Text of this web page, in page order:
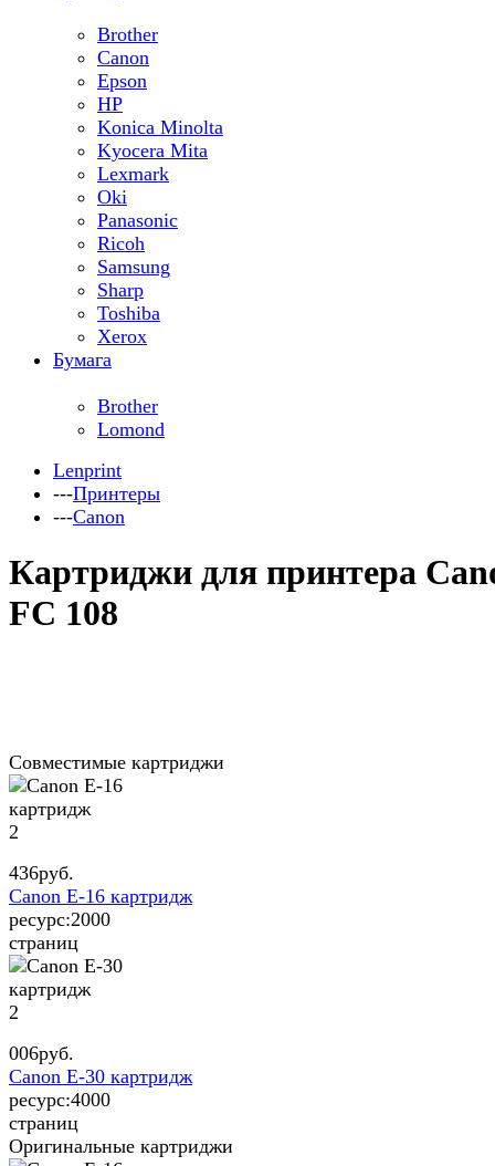
Brother
Canon
Epson
HP
Konica Minolta
Kyocera Mita
Lexmark
Oki
Panasonic
Ricoh
Samsung
Sharp
Toshiba
Xerox
Бумага
Brother
Lomond
Lenprint
---Принтеры
---Canon
Картриджи для принтера
FC 108
Совместимые картриджи
2
436руб.
Canon E-16 картридж
ресурс:2000
страниц
2
006руб.
Canon E-30 картридж
ресурс:4000
страниц
Оригинальные картриджи